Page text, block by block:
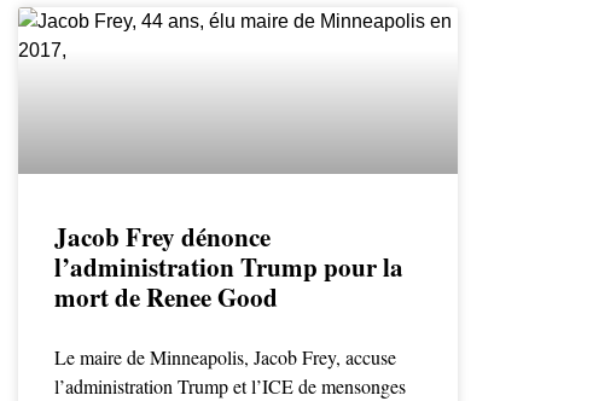
Jacob Frey dénonce
l’administration Trump pour la
mort de Renee Good
Le maire de Minneapolis, Jacob Frey, accuse
l’administration Trump et l’ICE de mensonges